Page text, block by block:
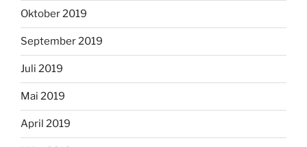
Oktober 2019
September 2019
Juli 2019
Mai 2019
April 2019